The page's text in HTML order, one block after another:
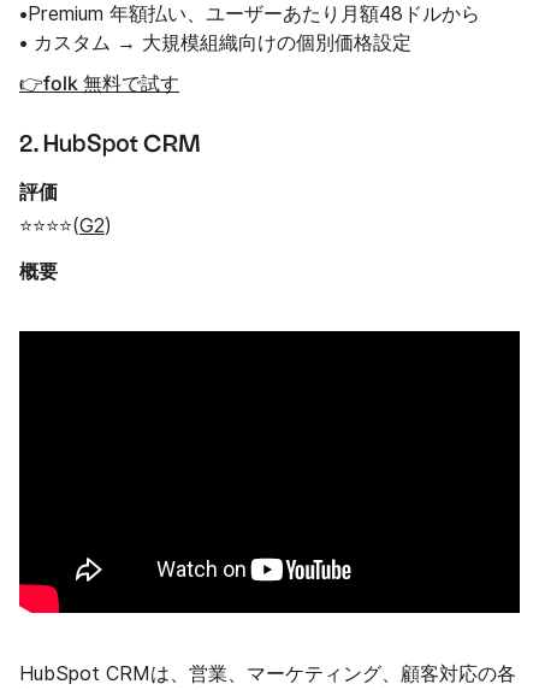
•Premium 年額払い、ユーザーあたり月額48ドルから
• カスタム → 大規模組織向けの個別価格設定
👉folk 無料で試す
2. HubSpot CRM
評価
⭐⭐⭐⭐(G2)
概要
HubSpot CRMは、営業、マーケティング、顧客対応の各